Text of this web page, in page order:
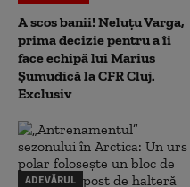
A scos banii! Neluțu Varga,
prima decizie pentru a îi
face echipă lui Marius
Șumudică la CFR Cluj.
Exclusiv
ADEVĂRUL